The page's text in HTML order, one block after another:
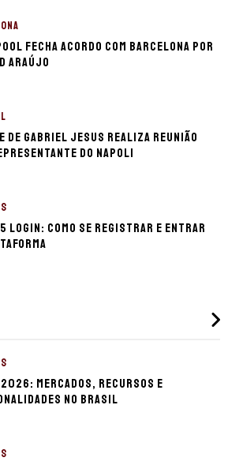
fecha acordo com Barcelona por
Araújo
de Gabriel Jesus realiza reunião
do Napoli
login: como se registrar e entrar
mercados, recursos e
no Brasil